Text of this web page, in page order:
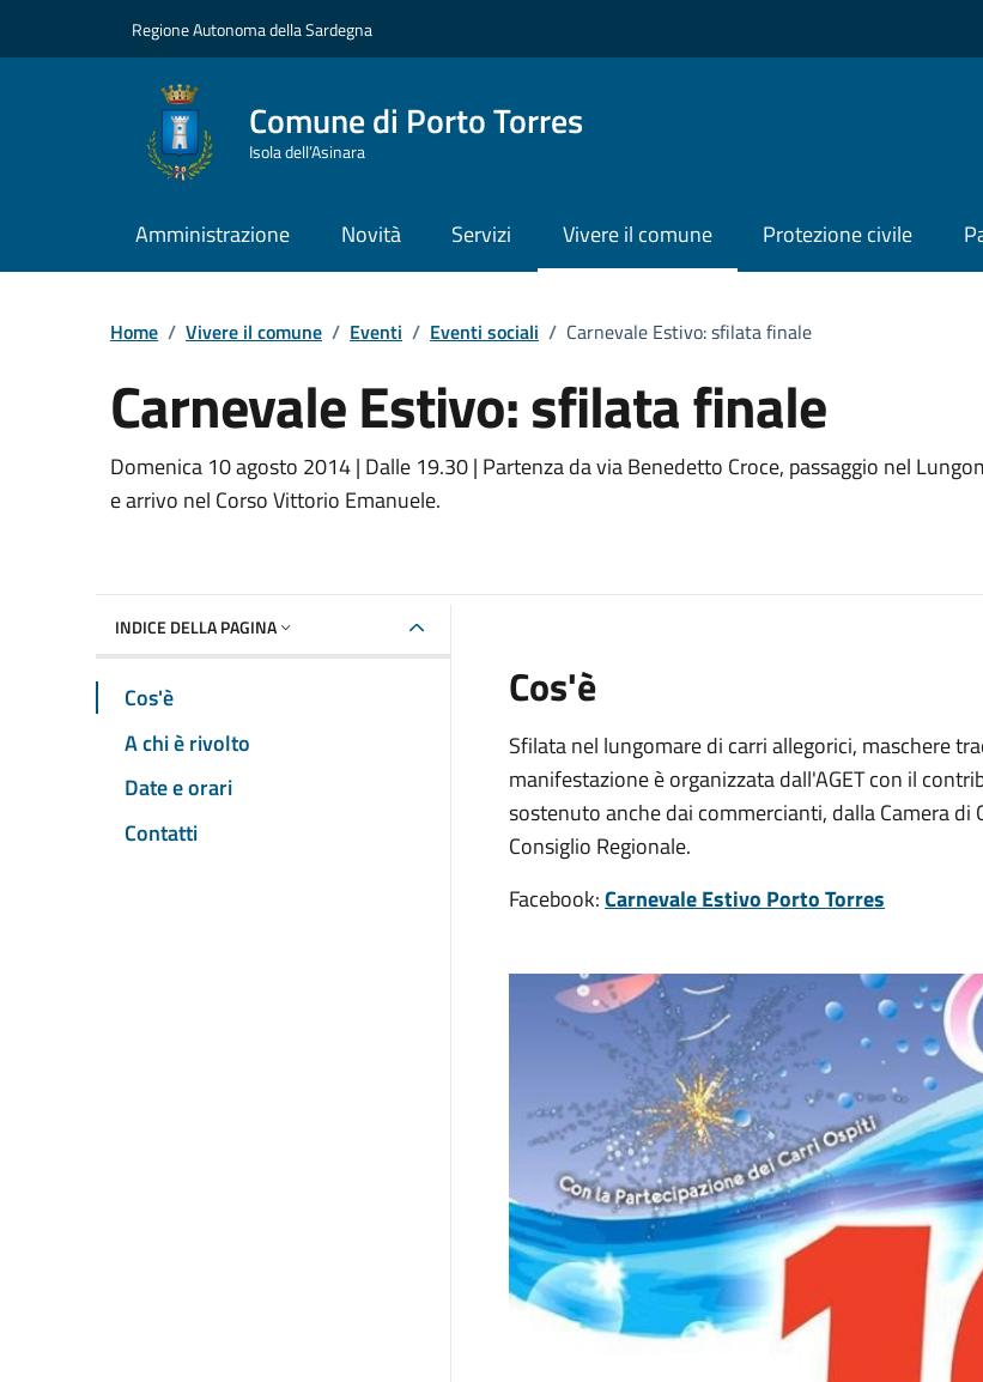
Regione Autonoma della Sardegna
Comune di Porto Torres
Isola dell’Asinara
Amministrazione Novità Servizi Vivere il comune Protezione civile
Home / Vivere il comune / Eventi / Eventi sociali / Carnevale Estivo: sfilata finale
Carnevale Estivo: sfilata finale
Dettaglio dell'evento
Domenica 10 agosto 2014 | Dalle 19.30 | Partenza da via Benedetto Croce, passaggio nel
e arrivo nel Corso Vittorio Emanuele.
INDICE DELLA PAGINA
Cos'è
A chi è rivolto
Date e orari
Contatti
Cos'è
Sfilata nel lungomare di carri allegorici, maschere
manifestazione è organizzata dall'AGET con il
sostenuto anche dai commercianti, dalla Camera di
Consiglio Regionale.
Facebook:Carnevale Estivo Porto Torres